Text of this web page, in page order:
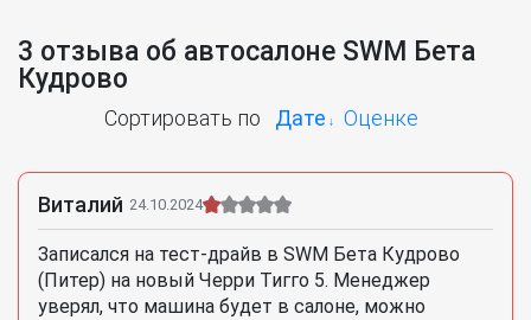
3 отзыва об автосалоне SWM Бета
Кудрово
Сортировать по Дате Оценке
Виталий 24.10.2024
Записался на тест-драйв в SWM Бета Кудрово
(Питер) на новый Черри Тигго 5. Менеджер
уверял, что машина будет в салоне, можно